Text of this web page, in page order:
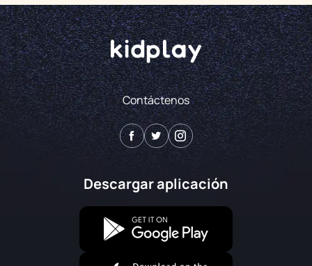
Contáctenos
Descargar aplicación